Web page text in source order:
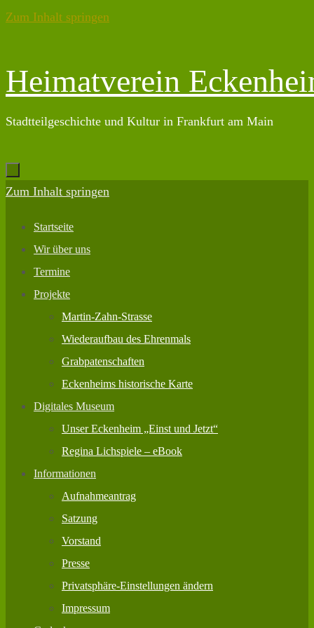
Zum Inhalt springen
Heimatverein
Stadtteilgeschichte und Kultur in Frankfurt am Main
Zum Inhalt springen
Startseite
Wir über uns
Termine
Projekte
Martin-Zahn-Strasse
Wiederaufbau des Ehrenmals
Grabpatenschaften
Eckenheims historische Karte
Digitales Museum
Unser Eckenheim „Einst und Jetzt“
Regina Lichspiele – eBook
Informationen
Aufnahmeantrag
Satzung
Vorstand
Presse
Privatsphäre-Einstellungen ändern
Impressum